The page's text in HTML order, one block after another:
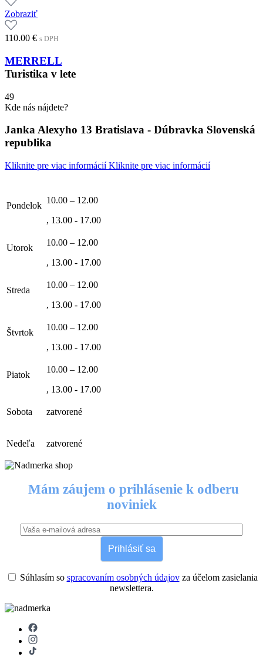
Zobraziť
110.00 € s DPH
MERRELL
Turistika v lete
49
Kde nás nájdete?
Janka Alexyho 13 Bratislava - Dúbravka Slovenská
republika
Kliknite pre viac informáciíKliknite pre viac informácií
Pondelok
10.00 – 12.00
, 13.00 - 17.00
Utorok
10.00 – 12.00
, 13.00 - 17.00
Streda
10.00 – 12.00
, 13.00 - 17.00
Štvrtok
10.00 – 12.00
, 13.00 - 17.00
Piatok
10.00 – 12.00
, 13.00 - 17.00
Sobota zatvorené
Nedeľa zatvorené
Mám záujem o prihlásenie k odberu
noviniek
Prihlásiť sa
Súhlasím so spracovaním osobných údajovza účelom zasielania
newslettera.